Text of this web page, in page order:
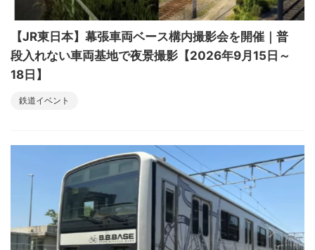
【JR東日本】幕張車両ベース構内撮影会を開催｜普
段入れない車両基地で夜景撮影【2026年9月15日～
18日】
鉄道イベント